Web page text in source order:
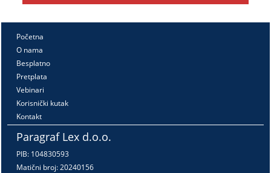
Početna
O nama
Besplatno
Pretplata
Vebinari
Korisnički kutak
Kontakt
Paragraf Lex d.o.o.
PIB: 104830593
Matični broj: 20240156